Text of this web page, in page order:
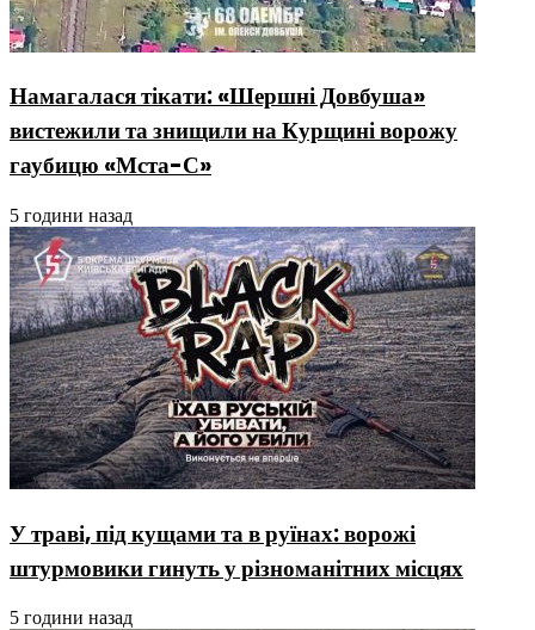
Намагалася тікати: «Шершні Довбуша»
вистежили та знищили на Курщині ворожу
гаубицю «Мста-С»
5 години назад
У траві, під кущами та в руїнах: ворожі
штурмовики гинуть у різноманітних місцях
5 години назад